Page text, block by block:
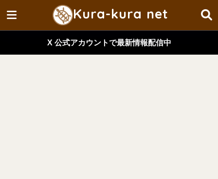
Kura-kura net
X 公式アカウントで最新情報配信中